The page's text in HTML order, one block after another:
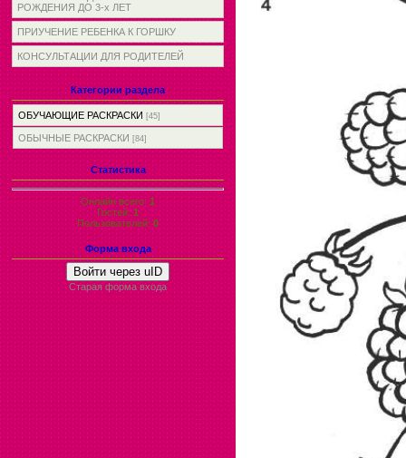
РОЖДЕНИЯ ДО 3-х ЛЕТ
ПРИУЧЕНИЕ РЕБЕНКА К ГОРШКУ
КОНСУЛЬТАЦИИ ДЛЯ РОДИТЕЛЕЙ
Категории раздела
ОБУЧАЮЩИЕ РАСКРАСКИ [45]
ОБЫЧНЫЕ РАСКРАСКИ [84]
Статистика
Онлайн всего:1
Гостей:1
Пользователей:0
Форма входа
Войти через uID
Старая форма входа